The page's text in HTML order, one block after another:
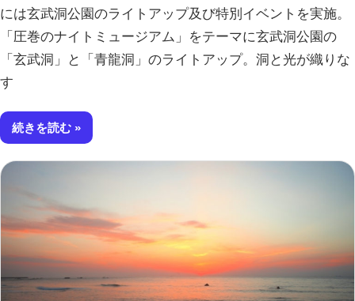
には玄武洞公園のライトアップ及び特別イベントを実施。
「圧巻のナイトミュージアム」をテーマに玄武洞公園の
「玄武洞」と「青龍洞」のライトアップ。洞と光が織りな
す
続きを読む